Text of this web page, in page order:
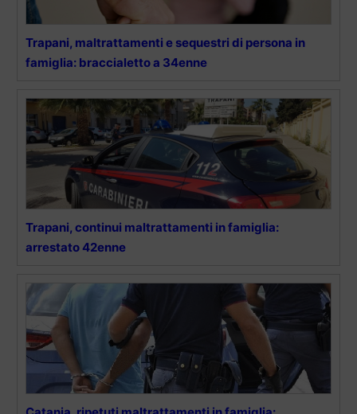
Trapani, maltrattamenti e sequestri di persona in
famiglia: braccialetto a 34enne
Trapani, continui maltrattamenti in famiglia:
arrestato 42enne